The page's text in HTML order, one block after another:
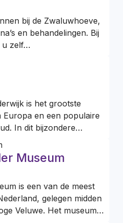
bij de Zwaluwhoeve,
en behandelingen. Bij
u zelf…
is het grootste
en een populaire
In dit bijzondere…
Museum
is een van de meest
gelegen midden
Veluwe. Het museum…